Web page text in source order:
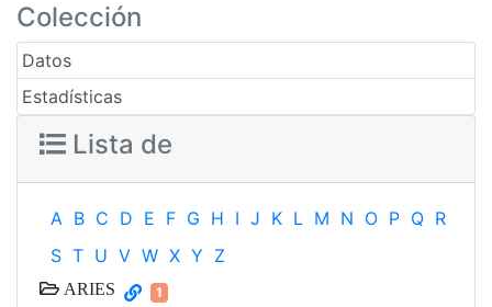
Colección
Datos
Estadísticas
Lista de
A B C D E F G H I J K L M N O P Q R
S T U V W X Y Z
ARIES 1